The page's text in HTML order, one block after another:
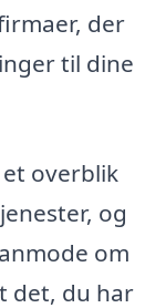
der
til dine
overblik
og
om
det, du har